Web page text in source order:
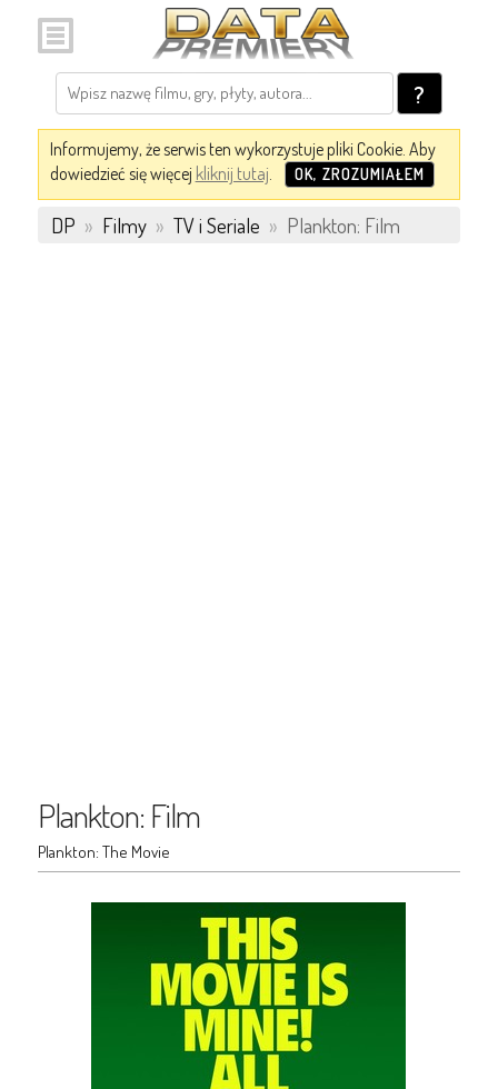
?
Informujemy, że serwis ten wykorzystuje pliki Cookie. Aby
dowiedzieć się więcej kliknij tutaj. OK, ZROZUMIAŁEM
DP » Filmy » TV i Seriale » Plankton: Film
Plankton: Film
Plankton: The Movie